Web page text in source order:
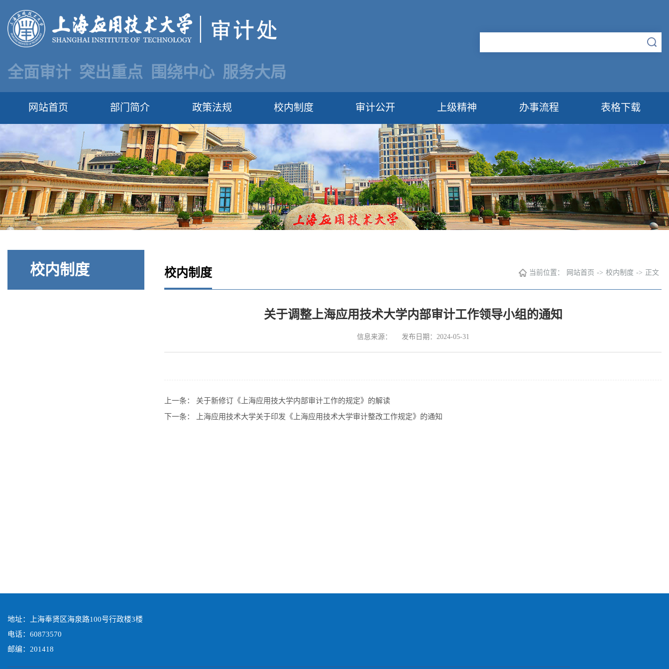
全面审计 突出重点 围绕中心 服务大局
网站首页 部门简介 政策法规 校内制度 审计公开 上级精神 办事流程 表格下载
校内制度 校内制度 当前位置： 网站首页 -> 校内制度 -> 正文
关于调整上海应用技术大学内部审计工作领导小组的通知
信息来源： 发布日期：2024-05-31
上一条： 关于新修订《上海应用技大学内部审计工作的规定》的解读
下一条：
上海应用技术大学关于印发《上海应用技术大学审计整改工作规定》的通知
地址：上海奉贤区海泉路100号行政楼3楼
电话：60873570
邮编：201418